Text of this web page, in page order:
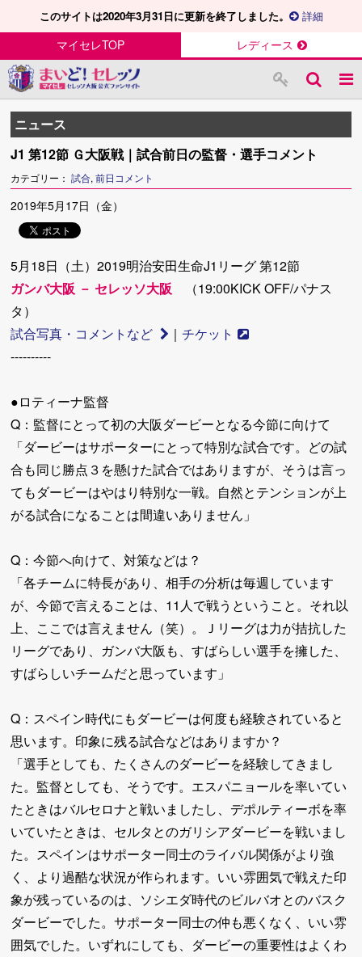
このサイトは2020年3月31日に更新を終了しました。 詳細
マイセレTOP レディース
ニュース
J1 第12節 Ｇ大阪戦｜試合前日の監督・選手コメント
カテゴリー：試合, 前日コメント
2019年5月17日（金）
5月18日（土）2019明治安田生命J1リーグ 第12節
ガンバ大阪 － セレッソ大阪 （19:00KICK OFF/パナス
タ）
試合写真・コメントなど
｜チケット
----------
●ロティーナ監督
Q：監督にとって初の大阪ダービーとなる今節に向けて
「ダービーはサポーターにとって特別な試合です。どの試
合も同じ勝点３を懸けた試合ではありますが、そうは言っ
てもダービーはやはり特別な一戦。自然とテンションが上
がる試合になることは間違いありません」
Q：今節へ向けて、対策などは？
「各チームに特長があり、相手の分析は毎週しています
が、今節で言えることは、11人で戦うということ。それ以
上、ここでは言えません（笑）。Ｊリーグは力が拮抗した
リーグであり、ガンバ大阪も、すばらしい選手を擁した、
すばらしいチームだと思っています」
Q：スペイン時代にもダービーは何度も経験されていると
思います。印象に残る試合などはありますか？
「選手としても、たくさんのダービーを経験してきまし
た。監督としても、そうです。エスパニョールを率いてい
たときはバルセロナと戦いましたし、デポルティーボを率
いていたときは、セルタとのガリシアダービーを戦いまし
た。スペインはサポーター同士のライバル関係がより強
く、より過酷な状況が作られます。いい雰囲気で戦えた印
象が残っているのは、ソシエダ時代のビルバオとのバスク
ダービーでした。サポーター同士の仲も悪くなく、いい雰
囲気でした。いずれにしても、ダービーの重要性はよくわ